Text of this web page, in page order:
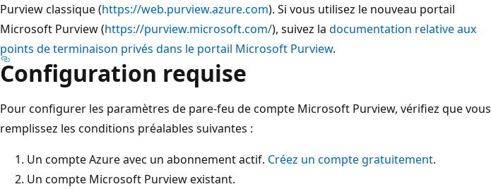
Purview classique (https://web.purview.azure.com). Si vous utilisez le nouveau portail
Microsoft Purview (https://purview.microsoft.com/), suivez la documentation relative aux
points de terminaison privés dans le portail Microsoft Purview.
Configuration requise
Pour configurer les paramètres de pare-feu de compte Microsoft Purview, vérifiez que vous
remplissez les conditions préalables suivantes :
Un compte Azure avec un abonnement actif. Créez un compte gratuitement.
Un compte Microsoft Purview existant.